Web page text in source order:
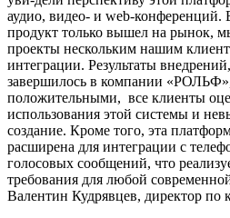
аудио, видео- и web-конференций.
продукт только вышел на рынок,
проекты нескольким нашим
интеграции. Результаты
завершилось в компании
положительными, все клиенты
использования этой системы и
создание. Кроме того, эта
расширена для интеграции с
голосовых сообщений, что
требования для любой
Валентин Кудрявцев, директор по